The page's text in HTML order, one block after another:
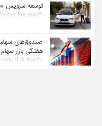
توسعه سرویس
۳۱ خرداد ۱۴۰۵ ساعت ۰۹:۰۳
صندوق‌های
هفتگی بازار سهام به ۱۲ درصد
۳۰ خرداد ۱۴۰۵ ساعت ۰۹:۱۰